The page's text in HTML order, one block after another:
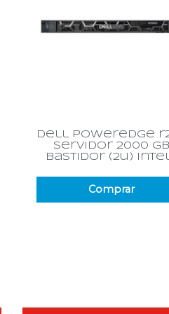
Vista rápida
dell poweredge
servidor 2000 gb
bastidor (2u)
Comprar